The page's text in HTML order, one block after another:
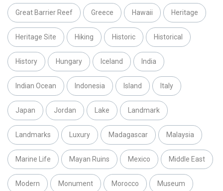
Great Barrier Reef Greece Hawaii Heritage
Heritage Site Hiking Historic Historical
History Hungary Iceland India
Indian Ocean Indonesia Island Italy
Japan Jordan Lake Landmark
Landmarks Luxury Madagascar Malaysia
Marine Life Mayan Ruins Mexico Middle East
Modern Monument Morocco Museum